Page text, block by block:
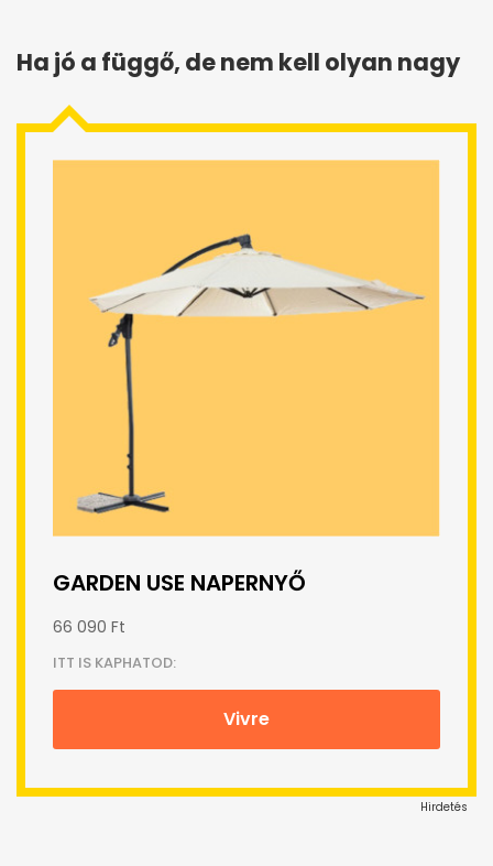
Ha jó a függő, de nem kell olyan nagy
GARDEN USE NAPERNYŐ
66 090 Ft
ITT IS KAPHATOD:
Vivre
Hirdetés